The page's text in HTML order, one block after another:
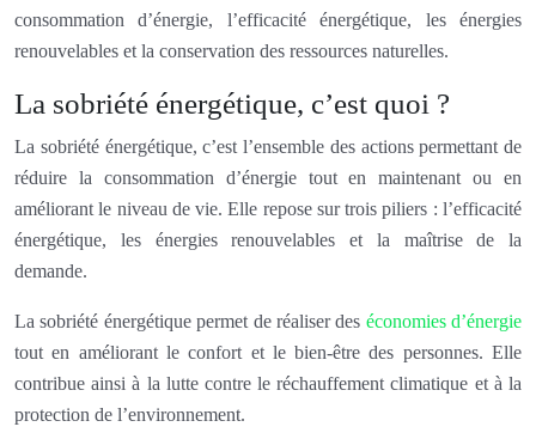
consommation d’énergie, l’efficacité énergétique, les énergies
renouvelables et la conservation des ressources naturelles.
La sobriété énergétique, c’est quoi ?
La sobriété énergétique, c’est l’ensemble des actions permettant de
réduire la consommation d’énergie tout en maintenant ou en
améliorant le niveau de vie. Elle repose sur trois piliers : l’efficacité
énergétique, les énergies renouvelables et la maîtrise de la
demande.
La sobriété énergétique permet de réaliser des économies d’énergie
tout en améliorant le confort et le bien-être des personnes. Elle
contribue ainsi à la lutte contre le réchauffement climatique et à la
protection de l’environnement.